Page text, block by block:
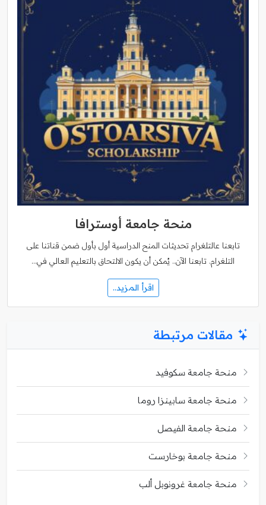
منحة جامعة أوسترافا
تابعنا عالتلغرام تحديثات المنح الدراسية أول بأول ضمن قناتنا على
التلغرام. تابعنا الآن.. يُمكن أن يكون الالتحاق بالتعليم العالي في…
اقرأ المزيد..
مقالات مرتبطة
منحة جامعة سكوفيد
منحة جامعة سابينزا روما
منحة جامعة الفيصل
منحة جامعة بوخارست
منحة جامعة غرونوبل ألب